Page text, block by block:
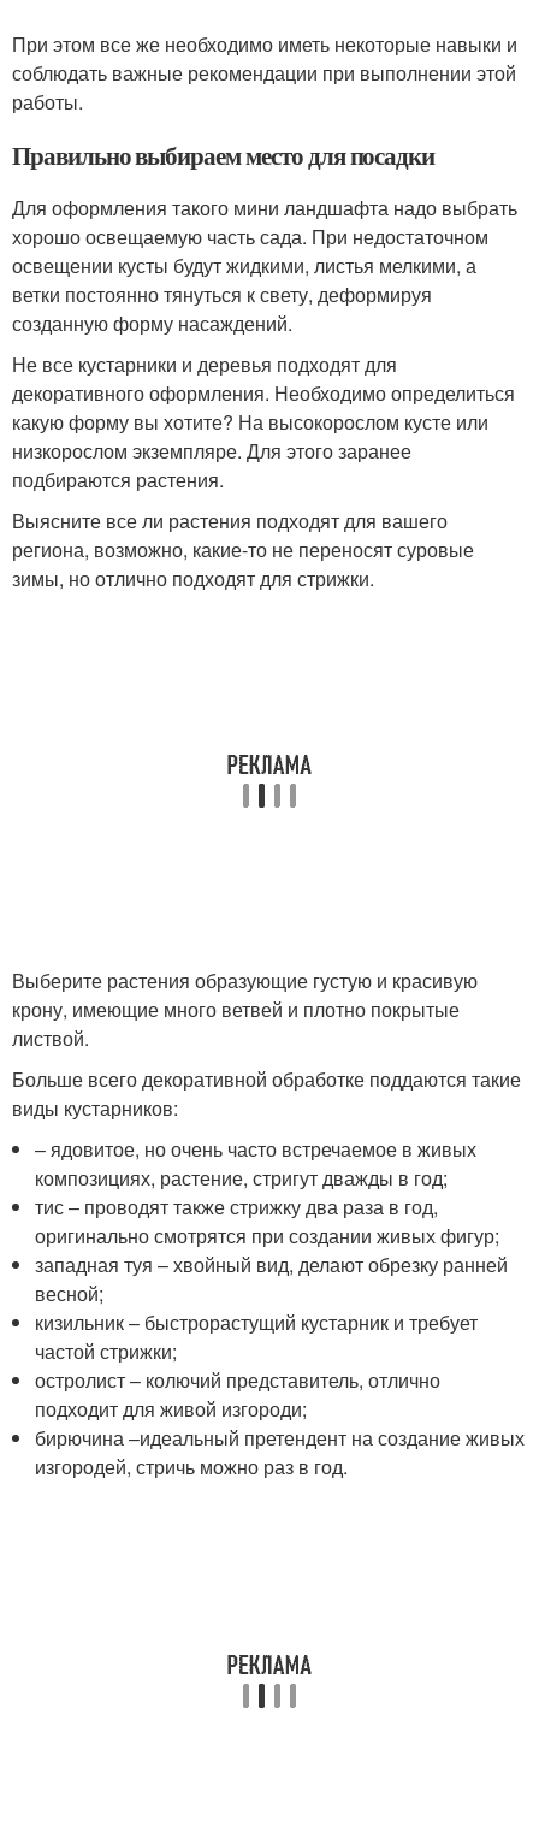
При этом все же необходимо иметь некоторые навыки и
соблюдать важные рекомендации при выполнении этой
работы.
Правильно выбираем место для посадки
Для оформления такого мини ландшафта надо выбрать
хорошо освещаемую часть сада. При недостаточном
освещении кусты будут жидкими, листья мелкими, а
ветки постоянно тянуться к свету, деформируя
созданную форму насаждений.
Не все кустарники и деревья подходят для
декоративного оформления. Необходимо определиться
какую форму вы хотите? На высокорослом кусте или
низкорослом экземпляре. Для этого заранее
подбираются растения.
Выясните все ли растения подходят для вашего
региона, возможно, какие-то не переносят суровые
зимы, но отлично подходят для стрижки.
Выберите растения образующие густую и красивую
крону, имеющие много ветвей и плотно покрытые
листвой.
Больше всего декоративной обработке поддаются такие
виды кустарников:
– ядовитое, но очень часто встречаемое в живых
композициях, растение, стригут дважды в год;
тис – проводят также стрижку два раза в год,
оригинально смотрятся при создании живых фигур;
западная туя – хвойный вид, делают обрезку ранней
весной;
кизильник – быстрорастущий кустарник и требует
частой стрижки;
остролист – колючий представитель, отлично
подходит для живой изгороди;
бирючина –идеальный претендент на создание живых
изгородей, стричь можно раз в год.